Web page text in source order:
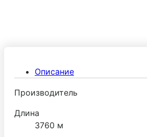
Описание
Производитель
Длина
3760 м